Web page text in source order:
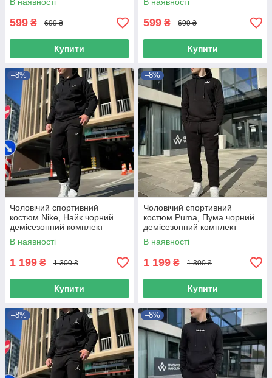
599 ₴ 699 ₴
Купити
599 ₴ 699 ₴
Купити
–8%
Чоловічий спортивний
костюм Nike, Найк чорний
демісезонний комплект
В наявності
1 199 ₴ 1 300 ₴
Купити
–8%
Чоловічий спортивний
костюм Puma, Пума чорний
демісезонний комплект
В наявності
1 199 ₴ 1 300 ₴
Купити
–8% –8%